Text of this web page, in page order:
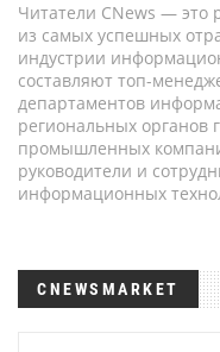
Читатели CNews — это
из самых успешных
индустрии
составляют топ-
департаментов
региональных органов
промышленных
руководители и
информационных
CNEWSMARKET